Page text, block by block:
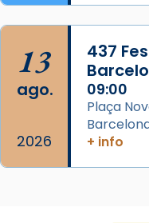
13
ago.
2026
437
09:00
Plaça
+ info